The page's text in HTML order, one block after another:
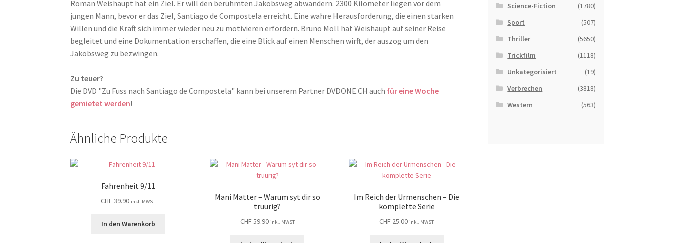
Roman Weishaupt hat ein Ziel. Er will den berühmten Jakobsweg abwandern. 2300 Kilometer liegen vor dem
jungen Mann, bevor er das Ziel, Santiago de Compostela erreicht. Eine wahre Herausforderung, die einen starken
Willen und die Kraft sich immer wieder neu zu motivieren erfordern. Bruno Moll hat Weishaupt auf seiner Reise
begleitet und eine Dokumentation erschaffen, die eine Blick auf einen Menschen wirft, der auszog um den
Jakobsweg zu bezwingen.
Zu teuer?
Die DVD "Zu Fuss nach Santiago de Compostela" kann bei unserem Partner DVDONE.CH auch für eine Woche
gemietet werden!
Ähnliche Produkte
Fahrenheit 9/11
CHF 39.90 inkl. MWST
In den Warenkorb
Mani Matter – Warum syt dir so
truurig?
CHF 59.90 inkl. MWST
Im Reich der Urmenschen – Die
komplette Serie
CHF 25.00 inkl. MWST
Science-Fiction
(1780)
Sport
(507)
Thriller
(5650)
Trickfilm
(1118)
Unkategorisiert
(19)
Verbrechen
(3818)
Western
(563)